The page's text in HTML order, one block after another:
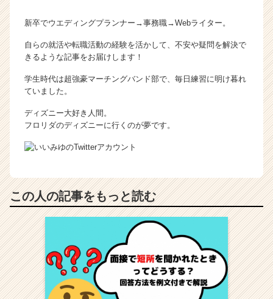
新卒でウエディングプランナー→事務職→Webライター。
自らの就活や転職活動の経験を活かして、不安や疑問を解決で
きるような記事をお届けします！
学生時代は超強豪マーチングバンド部で、毎日練習に明け暮れ
ていました。
ディズニー大好き人間。
フロリダのディズニーに行くのが夢です。
この人の記事をもっと読む